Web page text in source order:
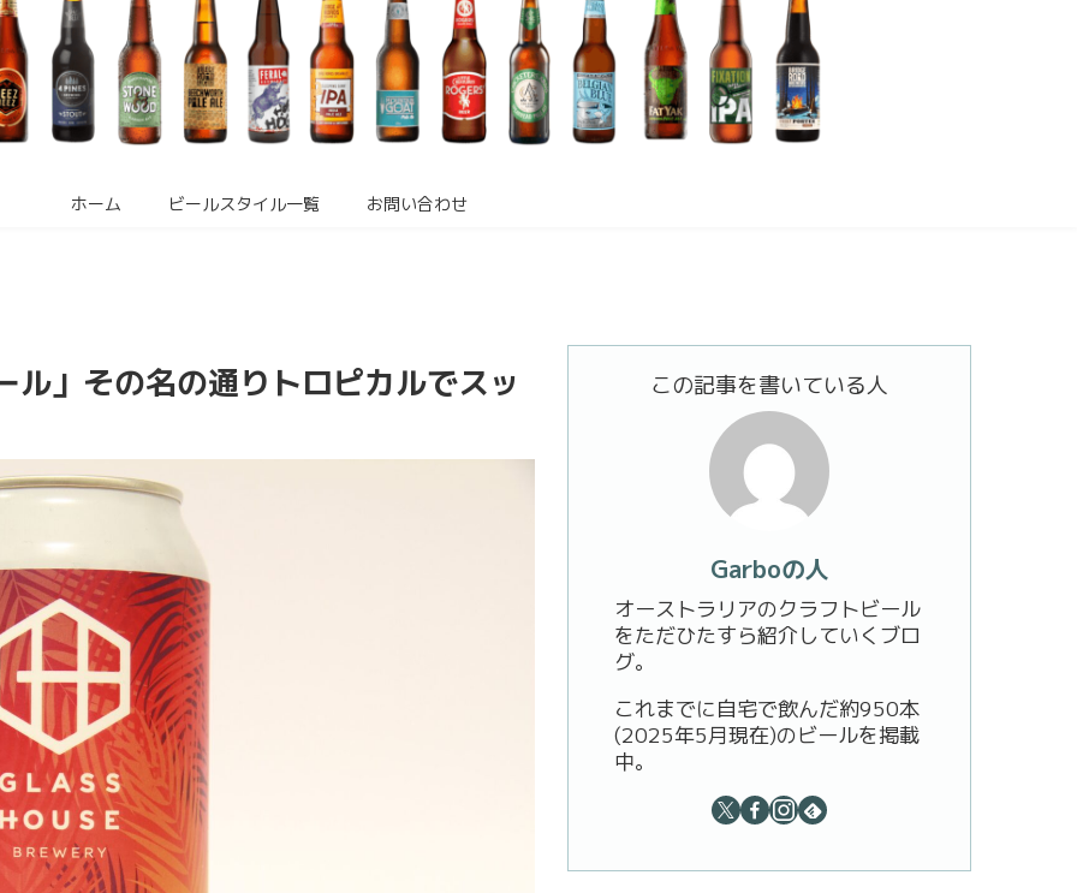
ホーム ビールスタイル一覧 お問い合わせ
」その名の通りトロピカルでスッ この記事を書いている人
Garboの人
オーストラリアのクラフトビール
をただひたすら紹介していくブロ
グ。
これまでに自宅で飲んだ約950本
(2025年5月現在)のビールを掲載
中。